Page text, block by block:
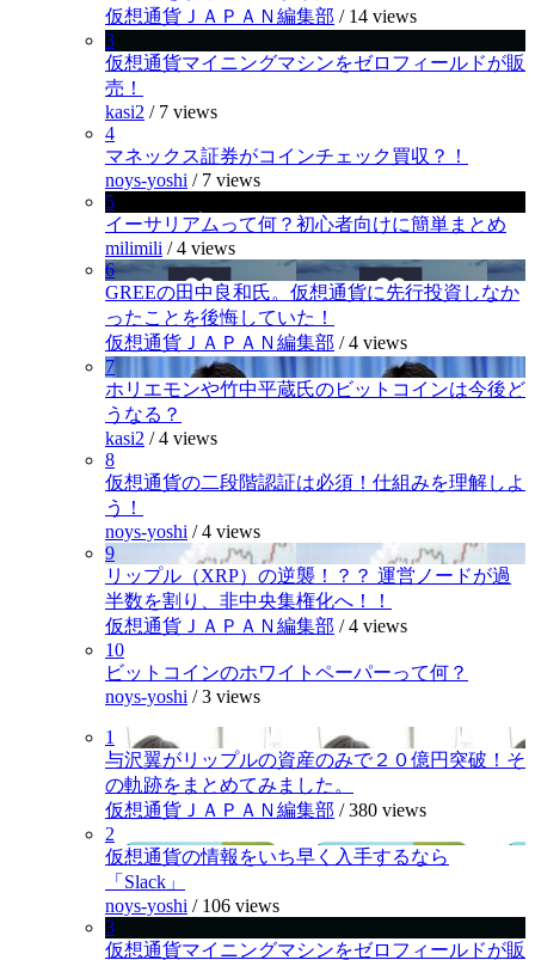
仮想通貨ＪＡＰＡＮ編集部 / 14 views
3
仮想通貨マイニングマシンをゼロフィールドが販
売！
kasi2 / 7 views
4
マネックス証券がコインチェック買収？！
noys-yoshi / 7 views
5
イーサリアムって何？初心者向けに簡単まとめ
milimili /4 views
6
GREEの田中良和氏。仮想通貨に先行投資しなか
ったことを後悔していた！
仮想通貨ＪＡＰＡＮ編集部 /4 views
7
ホリエモンや竹中平蔵氏のビットコインは今後ど
うなる？
kasi2 /4 views
8
仮想通貨の二段階認証は必須！仕組みを理解しよ
う！
noys-yoshi /4 views
9
リップル（XRP）の逆襲！？？ 運営ノードが過
半数を割り、非中央集権化へ！！
仮想通貨ＪＡＰＡＮ編集部 /4 views
10
ビットコインのホワイトペーパーって何？
noys-yoshi /3 views
1
与沢翼がリップルの資産のみで２０億円突破！そ
の軌跡をまとめてみました。
仮想通貨ＪＡＰＡＮ編集部 /380 views
2
仮想通貨の情報をいち早く入手するなら
「Slack」
noys-yoshi / 106 views
3
仮想通貨マイニングマシンをゼロフィールドが販